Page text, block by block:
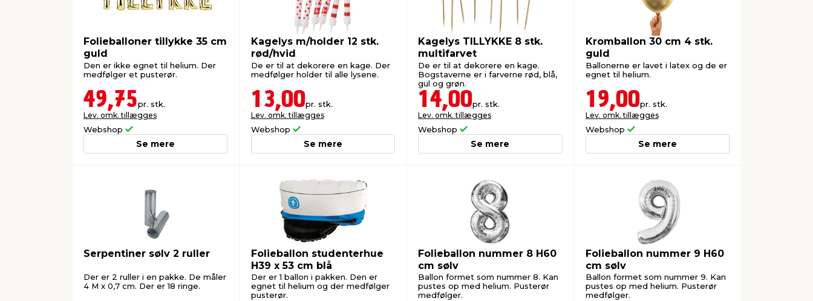
Folieballoner tillykke 35 cm
guld
Den er ikke egnet til helium. Der
medfølger et pusterør.
49,75pr. stk.
Lev. omk. tillægges
Webshop
Se mere
Kagelys m/holder 12 stk.
rød/hvid
De er til at dekorere en kage. Der
medfølger holder til alle lysene.
13,00pr. stk.
Lev. omk. tillægges
Webshop
Se mere
Kagelys TILLYKKE 8 stk.
multifarvet
De er til at dekorere en kage.
Bogstaverne er i farverne rød, blå,
gul og grøn.
14,00pr. stk.
Lev. omk. tillægges
Webshop
Se mere
Kromballon 30 cm 4 stk.
guld
Ballonerne er lavet i latex og de er
egnet til helium.
19,00pr. stk.
Lev. omk. tillægges
Webshop
Se mere
Serpentiner sølv 2 ruller
Der er 2 ruller i en pakke. De måler
4 M x 0,7 cm. Der er 18 ringe.
Folieballon studenterhue
H39 x 53 cm blå
Der er 1 ballon i pakken. Den er
egnet til helium og der medfølger
pusterør.
Folieballon nummer 8 H60
cm sølv
Ballon formet som nummer 8. Kan
pustes op med helium. Pusterør
medfølger.
Folieballon nummer 9 H60
cm sølv
Ballon formet som nummer 9. Kan
pustes op med helium. Pusterør
medfølger.